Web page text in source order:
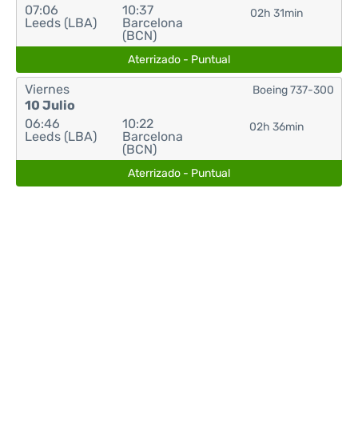
07:06
Leeds (LBA)
10:37
Barcelona
(BCN)
02h 31min
Aterrizado - Puntual
Viernes
10 Julio
06:46
Leeds (LBA)
10:22
Barcelona
(BCN)
02h 36min
Boeing 737-300
Aterrizado - Puntual